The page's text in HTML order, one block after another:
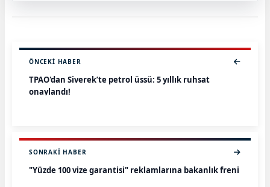
ÖNCEKI HABER
TPAO'dan Siverek’te petrol üssü: 5 yıllık ruhsat
onaylandı!
SONRAKI HABER
"Yüzde 100 vize garantisi" reklamlarına bakanlık freni